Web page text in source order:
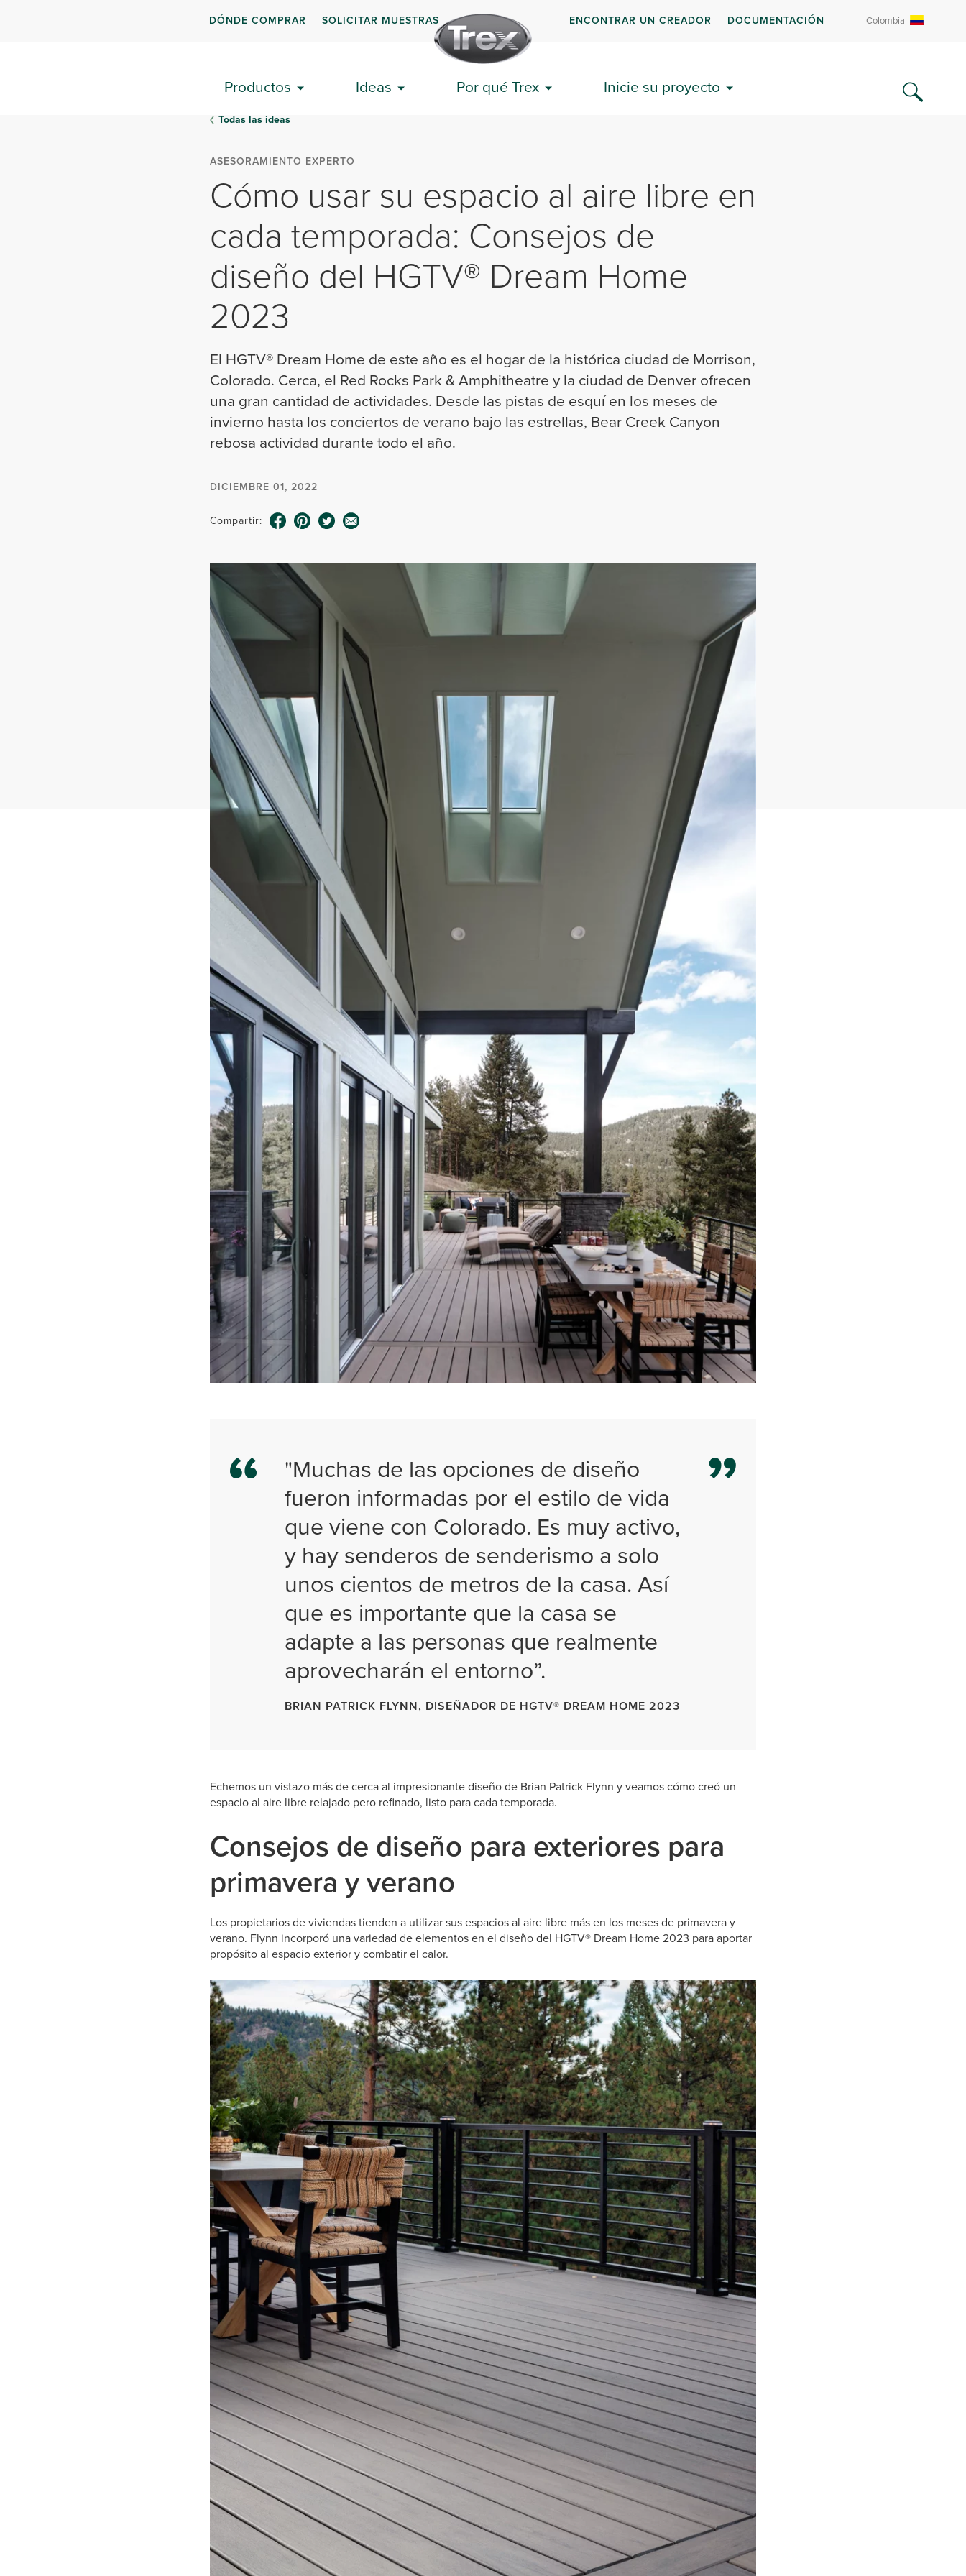
DÓNDE COMPRAR SOLICITAR MUESTRAS ENCONTRAR UN CREADOR DOCUMENTACIÓN Colombia
Productos Ideas Por qué Trex Inicie su proyecto
Todas las ideas
ASESORAMIENTO EXPERTO
Cómo usar su espacio al aire libre en
cada temporada: Consejos de
diseño del HGTV® Dream Home
2023
El HGTV® Dream Home de este año es el hogar de la histórica ciudad de Morrison,
Colorado. Cerca, el Red Rocks Park & Amphitheatre y la ciudad de Denver ofrecen
una gran cantidad de actividades. Desde las pistas de esquí en los meses de
invierno hasta los conciertos de verano bajo las estrellas, Bear Creek Canyon
rebosa actividad durante todo el año.
DICIEMBRE 01, 2022
Compartir:
"Muchas de las opciones de diseño
fueron informadas por el estilo de vida
que viene con Colorado. Es muy activo,
y hay senderos de senderismo a solo
unos cientos de metros de la casa. Así
que es importante que la casa se
adapte a las personas que realmente
aprovecharán el entorno”.
BRIAN PATRICK FLYNN, DISEÑADOR DE HGTV® DREAM HOME 2023
Echemos un vistazo más de cerca al impresionante diseño de Brian Patrick Flynn y veamos cómo creó un
espacio al aire libre relajado pero refinado, listo para cada temporada.
Consejos de diseño para exteriores para
primavera y verano
Los propietarios de viviendas tienden a utilizar sus espacios al aire libre más en los meses de primavera y
verano. Flynn incorporó una variedad de elementos en el diseño del HGTV® Dream Home 2023 para aportar
propósito al espacio exterior y combatir el calor.